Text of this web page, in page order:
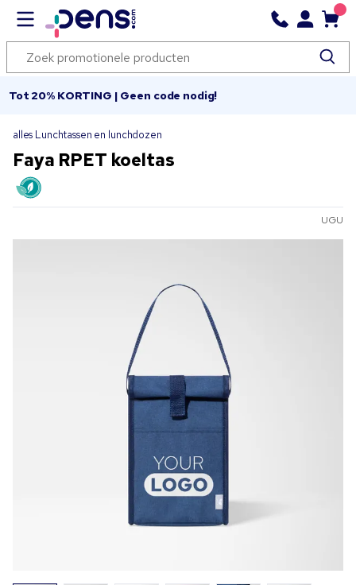
Tot 20% KORTING | Geen code nodig!
alles Lunchtassen en lunchdozen
Faya RPET koeltas
UGU